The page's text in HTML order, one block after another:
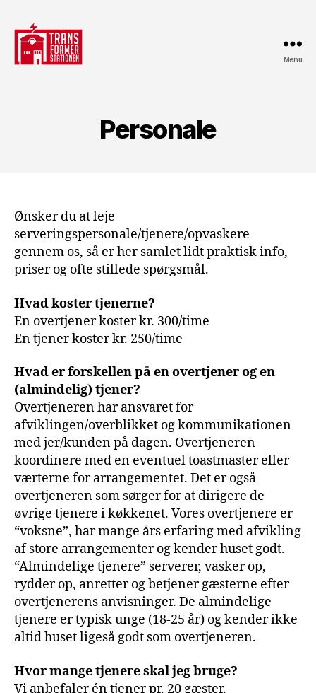
Menu
Personale
Ønsker du at leje
serveringspersonale/tjenere/opvaskere
gennem os, så er her samlet lidt praktisk info,
priser og ofte stillede spørgsmål.
Hvad koster tjenerne?
En overtjener koster kr. 300/time
En tjener koster kr. 250/time
Hvad er forskellen på en overtjener og en
(almindelig) tjener?
Overtjeneren har ansvaret for
afviklingen/overblikket og kommunikationen
med jer/kunden på dagen. Overtjeneren
koordinere med en eventuel toastmaster eller
værterne for arrangementet. Det er også
overtjeneren som sørger for at dirigere de
øvrige tjenere i køkkenet. Vores overtjenere er
“voksne”, har mange års erfaring med afvikling
af store arrangementer og kender huset godt.
“Almindelige tjenere” serverer, vasker op,
rydder op, anretter og betjener gæsterne efter
overtjenerens anvisninger. De almindelige
tjenere er typisk unge (18-25 år) og kender ikke
altid huset ligeså godt som overtjeneren.
Hvor mange tjenere skal jeg bruge?
Vi anbefaler én tjener pr. 20 gæster.